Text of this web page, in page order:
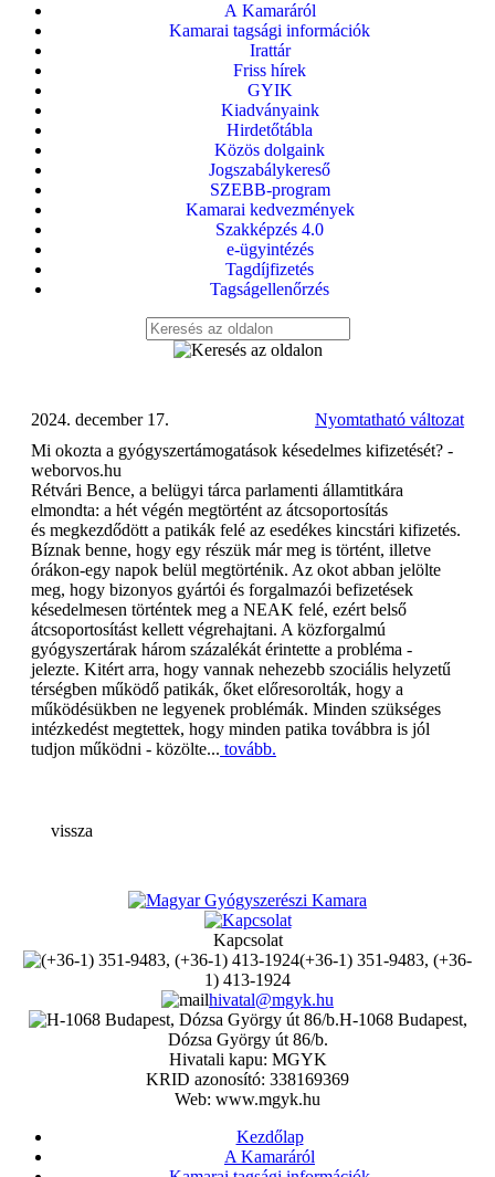
A Kamaráról
Kamarai tagsági információk
Irattár
Friss hírek
GYIK
Kiadványaink
Hirdetőtábla
Közös dolgaink
Jogszabálykereső
SZEBB-program
Kamarai kedvezmények
Szakképzés 4.0
e-ügyintézés
Tagdíjfizetés
Tagságellenőrzés
Nyomtatható változat
2024. december 17.
Mi okozta a gyógyszertámogatások késedelmes kifizetését? -
weborvos.hu
Rétvári Bence, a belügyi tárca parlamenti államtitkára
elmondta: a hét végén megtörtént az átcsoportosítás
és megkezdődött a patikák felé az esedékes kincstári kifizetés.
Bíznak benne, hogy egy részük már meg is történt, illetve
órákon-egy napok belül megtörténik. Az okot abban jelölte
meg, hogy bizonyos gyártói és forgalmazói befizetések
késedelmesen történtek meg a NEAK felé, ezért belső
átcsoportosítást kellett végrehajtani. A közforgalmú
gyógyszertárak három százalékát érintette a probléma -
jelezte. Kitért arra, hogy vannak nehezebb szociális helyzetű
térségben működő patikák, őket előresorolták, hogy a
működésükben ne legyenek problémák. Minden szükséges
intézkedést megtettek, hogy minden patika továbbra is jól
tudjon működni - közölte... tovább.
vissza
Kapcsolat
(+36-1) 351-9483, (+36-
1) 413-1924
hivatal@mgyk.hu
H-1068 Budapest,
Dózsa György út 86/b.
Hivatali kapu: MGYK
KRID azonosító: 338169369
Web: www.mgyk.hu
Kezdőlap
A Kamaráról